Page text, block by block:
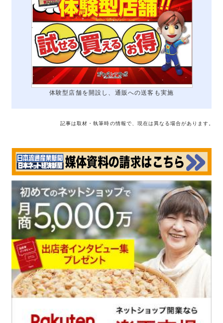
体験型店舗を開設し、通販への送客も実施
記事は取材・執筆時の情報で、現在は異なる場合があります。